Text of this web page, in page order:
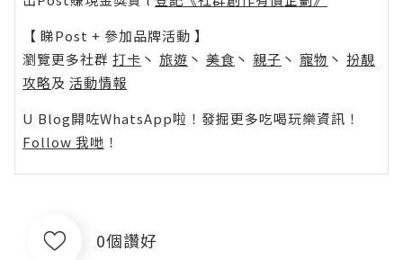
【 睇Post + 參加品牌活動 】
瀏覽更多社群 打卡 丶 旅遊 丶 美食 丶 親子 丶 寵物 丶 扮靚
攻略及 活動情報
U Blog開咗WhatsApp啦！發掘更多吃喝玩樂資訊！
Follow 我哋 ！
0個讚好